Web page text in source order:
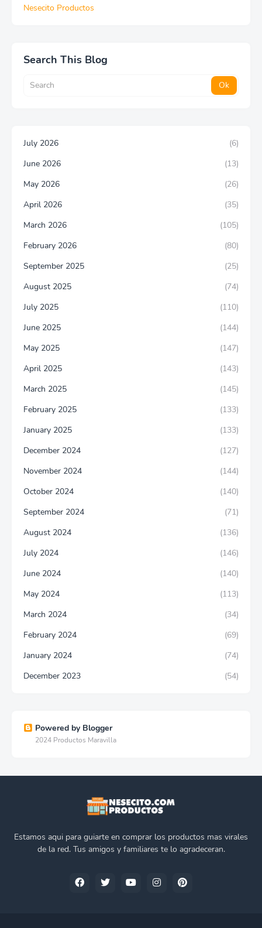
Nesecito Productos
Search This Blog
July 2026
(6)
June 2026
(13)
May 2026
(26)
April 2026
(35)
March 2026
(105)
February 2026
(80)
September 2025
(25)
August 2025
(74)
July 2025
(110)
June 2025
(144)
May 2025
(147)
April 2025
(143)
March 2025
(145)
February 2025
(133)
January 2025
(133)
December 2024
(127)
November 2024
(144)
October 2024
(140)
September 2024
(71)
August 2024
(136)
July 2024
(146)
June 2024
(140)
May 2024
(113)
March 2024
(34)
February 2024
(69)
January 2024
(74)
December 2023
(54)
Powered by Blogger
2024 Productos Maravilla
Estamos aqui para guiarte en comprar los productos mas virales
de la red. Tus amigos y familiares te lo agradeceran.